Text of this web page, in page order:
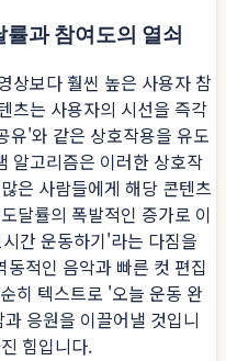
과 참여도의 열쇠
상보다 훨씬 높은 사용자 참
츠는 사용자의 시선을 즉각
'와 같은 상호작용을 유도
알고리즘은 이러한 상호작
은 사람들에게 해당 콘텐츠
달률의 폭발적인 증가로 이
간 운동하기'라는 다짐을
적인 음악과 빠른 컷 편집
히 텍스트로 '오늘 운동 완
응원을 이끌어낼 것입니
힘입니다.